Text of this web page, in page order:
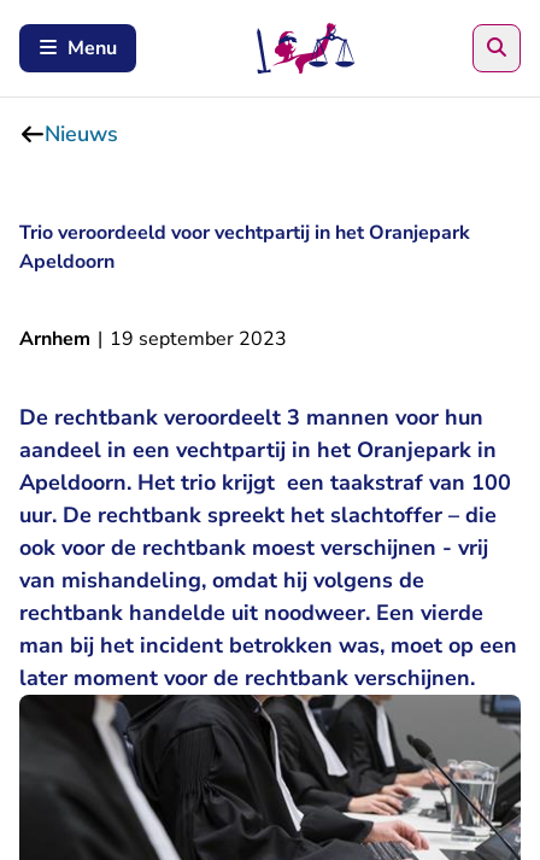
Menu
Nieuws
Trio veroordeeld voor vechtpartij in het Oranjepark
Apeldoorn
Arnhem | 19 september 2023
De rechtbank veroordeelt 3 mannen voor hun
aandeel in een vechtpartij in het Oranjepark in
Apeldoorn. Het trio krijgt een taakstraf van 100
uur. De rechtbank spreekt het slachtoffer – die
ook voor de rechtbank moest verschijnen - vrij
van mishandeling, omdat hij volgens de
rechtbank handelde uit noodweer. Een vierde
man bij het incident betrokken was, moet op een
later moment voor de rechtbank verschijnen.